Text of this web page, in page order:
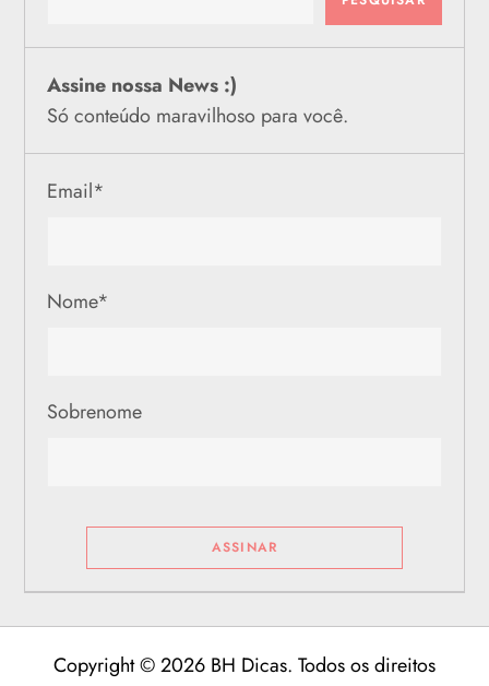
Assine nossa News :)
Só conteúdo maravilhoso para você.
Email*
Nome*
Sobrenome
Copyright © 2026 BH Dicas. Todos os direitos